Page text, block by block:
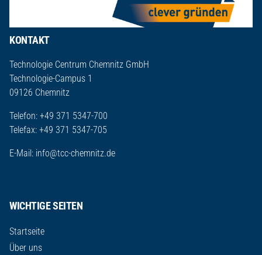
KONTAKT
Technologie Centrum Chemnitz GmbH
Technologie-Campus 1
09126 Chemnitz
Telefon: +49 371 5347-700
Telefax: +49 371 5347-705
E-Mail: info@tcc-chemnitz.de
WICHTIGE SEITEN
Startseite
Über uns